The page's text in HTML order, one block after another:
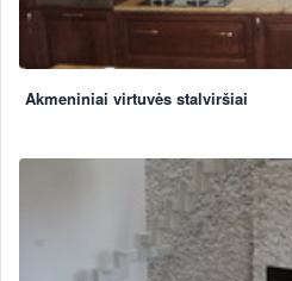
Akmeniniai virtuvės stalviršiai